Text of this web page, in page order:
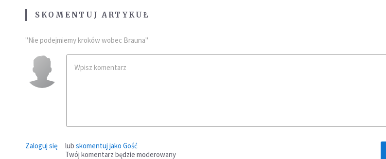
SKOMENTUJ ARTYKUŁ
"Nie podejmiemy kroków wobec Brauna"
Zaloguj się lub skomentuj jako Gość
Twój komentarz będzie moderowany